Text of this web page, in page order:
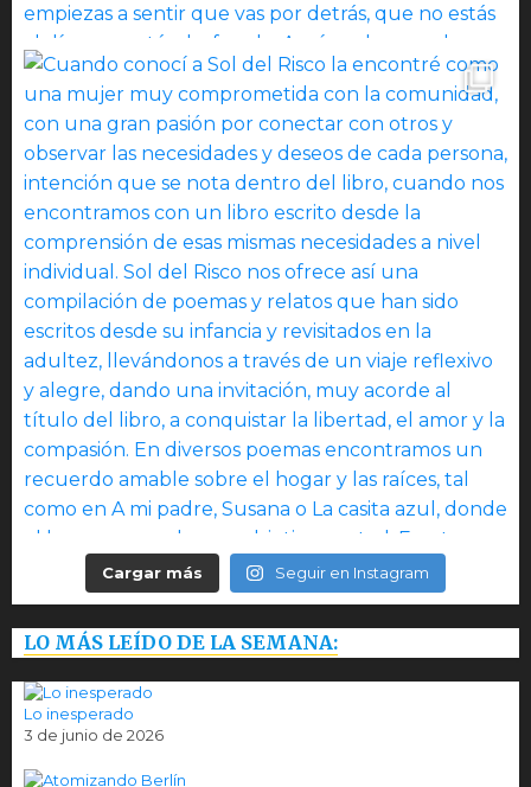
Cargar más Seguir en Instagram
LO MÁS LEÍDO DE LA SEMANA:
Lo inesperado
3 de junio de 2026